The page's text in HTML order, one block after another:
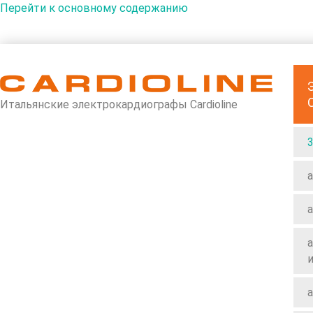
Перейти к основному содержанию
Итальянские электрокардиографы Cardioline